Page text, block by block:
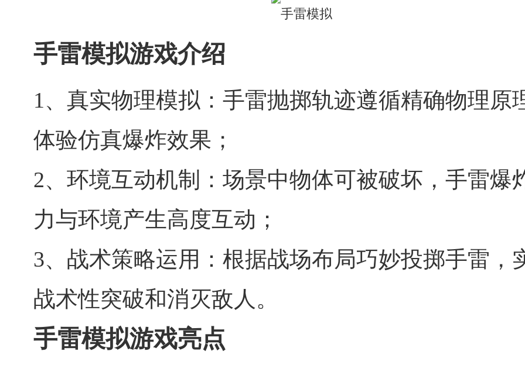
手雷模拟游戏介绍
1、真实物理模拟：手雷抛掷轨迹遵循精确物理原
体验仿真爆炸效果；
2、环境互动机制：场景中物体可被破坏，手雷爆
力与环境产生高度互动；
3、战术策略运用：根据战场布局巧妙投掷手雷，
战术性突破和消灭敌人。
手雷模拟游戏亮点